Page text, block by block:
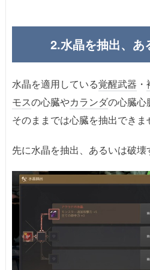
2.水晶を抽出、あ
水晶を適用している覚醒武器 ・
モスの心臓やカランダの心臓心
そのままでは心臓を抽出できま
先に水晶を抽出、あるいは破壊